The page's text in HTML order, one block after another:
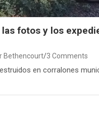
las fotos y los
Bethencourt 3 Comments
en corralones